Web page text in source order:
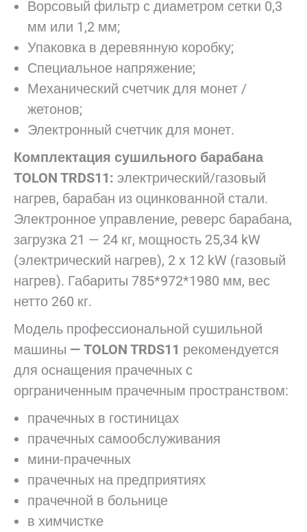
Ворсовый фильтр с диаметром сетки 0,3
мм или 1,2 мм;
Упаковка в деревянную коробку;
Специальное напряжение;
Механический счетчик для монет /
жетонов;
Электронный счетчик для монет.
Комплектация сушильного барабана
TOLON TRDS11: электрический/газовый
нагрев, барабан из оцинкованной стали.
Электронное управление, реверс барабана,
загрузка 21 — 24 кг, мощность 25,34 kW
(электрический нагрев), 2 x 12 kW (газовый
нагрев). Габариты 785*972*1980 мм, вес
нетто 260 кг.
Модель профессиональной сушильной
машины — TOLON TRDS11 рекомендуется
для оснащения прачечных с
орграниченным прачечным пространством:
прачечных в гостиницах
прачечных самообслуживания
мини-прачечных
прачечных на предприятиях
прачечной в больнице
в химчистке